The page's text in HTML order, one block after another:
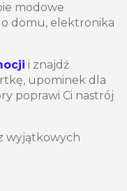
modowe
domu, elektronika
i znajdź
upominek dla
poprawi Ci nastrój
wyjątkowych